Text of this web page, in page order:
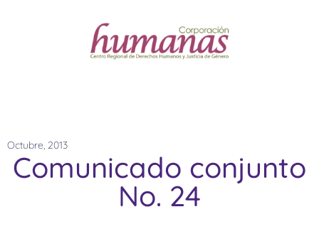
Octubre, 2013
Comunicado conjunto
No. 24